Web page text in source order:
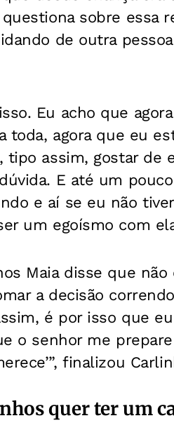
sobre essa
de outra
Eu acho que
toda, agora que eu
tipo assim, gostar de
E até um
e aí se eu não
um egoísmo com
Maia disse que
a decisão
é por isso que
o senhor me
finalizou
quer ter um